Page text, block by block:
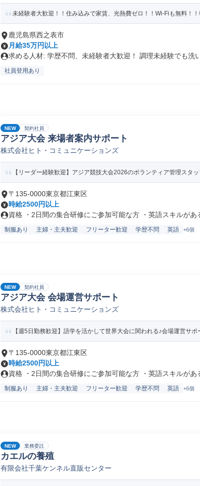
未経験者大歓迎！！住み込みで家賃、光熱費ゼロ！！Wi-Fiも無料！
鹿児島県西之表市
月給35万円以上
求める人材: 学歴不問、未経験者大歓迎！ 調理未経験でも洗
社員登用あり
NEW 契約社員
アジア大会 来場者案内サポート
株式会社ヒト・コミュニケーションズ
【リーダー経験歓迎】アジア競技大会2026のボランティア管理スタ
〒135-0000東京都江東区
時給2500円以上
資格 ・2日間の集合研修にご参加可能な方 ・英語スキルがあ
制服あり 主婦・主夫歓迎 フリーター歓迎 学歴不問 英語 +6個
NEW 契約社員
アジア大会 会場運営サポート
株式会社ヒト・コミュニケーションズ
【週5日勤務歓迎】語学を活かして世界大会に関われる♪会場運営サ
〒135-0000東京都江東区
時給2500円以上
資格 ・2日間の集合研修にご参加可能な方 ・英語スキルがあ
制服あり 主婦・主夫歓迎 フリーター歓迎 学歴不問 英語 +6個
NEW 業務委託
カエルの養殖
有限会社千葉ケンネル直販センター